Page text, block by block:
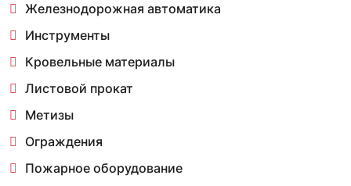
Железнодорожная автоматика
Инструменты
Кровельные материалы
Листовой прокат
Метизы
Ограждения
Пожарное оборудование